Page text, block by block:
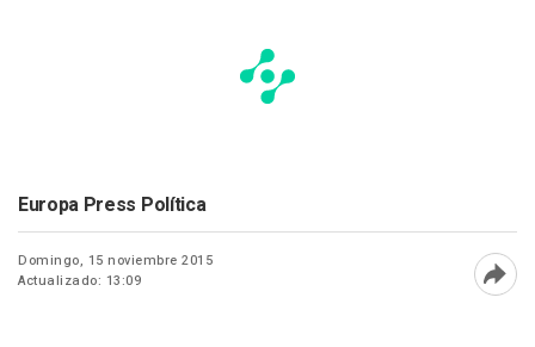
Europa Press Política
Domingo, 15 noviembre 2015
Actualizado: 13:09